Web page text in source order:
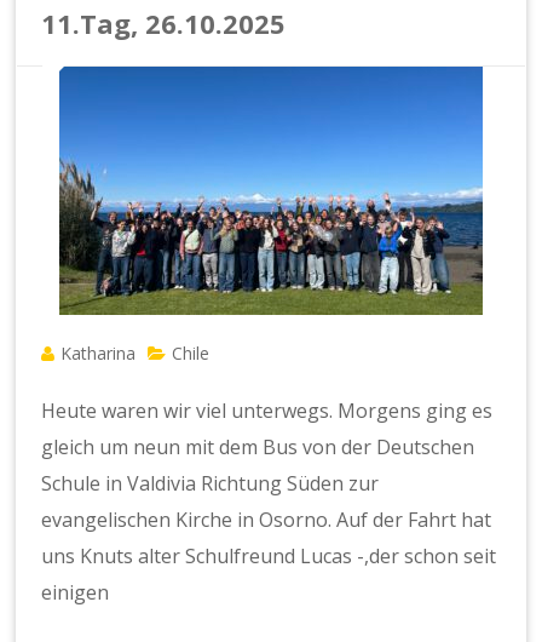
11.Tag, 26.10.2025
Katharina Chile
Heute waren wir viel unterwegs. Morgens ging es
gleich um neun mit dem Bus von der Deutschen
Schule in Valdivia Richtung Süden zur
evangelischen Kirche in Osorno. Auf der Fahrt hat
uns Knuts alter Schulfreund Lucas -,der schon seit
einigen